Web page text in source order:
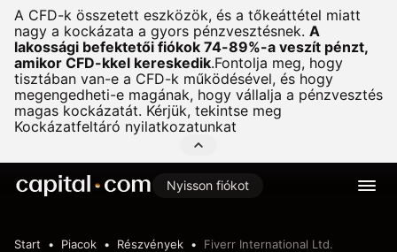
A CFD-k összetett eszközök, és a tőkeáttétel miatt
nagy a kockázata a gyors pénzvesztésnek. A
lakossági befektetői fiókok 74-89%-a veszít pénzt,
amikor CFD-kkel kereskedik.Fontolja meg, hogy
tisztában van-e a CFD-k működésével, és hogy
megengedheti-e magának, hogy vállalja a pénzvesztés
magas kockázatát. Kérjük, tekintse meg
Kockázatfeltáró nyilatkozatunkat
Nyisson fiókot
Start Piacok Részvények Fiverr International Ltd.